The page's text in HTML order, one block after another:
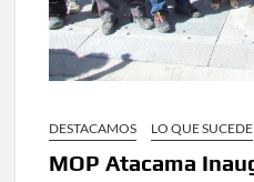
DESTACAMOS LO QUE SUCEDE
MOP Atacama